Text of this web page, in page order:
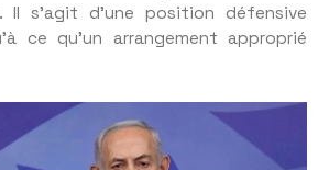
Il s’agit d’une position défensive
ce qu’un arrangement approprié